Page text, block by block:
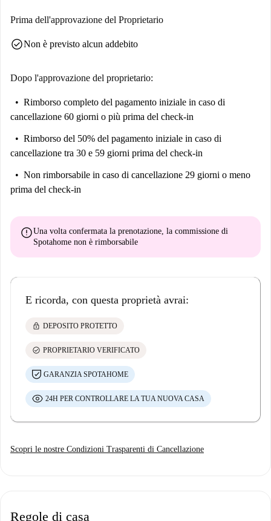
per la ristorazione.
Prima dell'approvazione del Proprietario
check_circleNon è previsto alcun addebito
Dopo l'approvazione del proprietario:
Rimborso completo del pagamento iniziale in caso di
cancellazione 60 giorni o più prima del check-in
Rimborso del 50% del pagamento iniziale in caso di
cancellazione tra 30 e 59 giorni prima del check-in
Non rimborsabile in caso di cancellazione 29 giorni o meno
prima del check-in
errorUna volta confermata la prenotazione, la commissione di
Spotahome non è rimborsabile
E ricorda, con questa proprietà avrai:
lock DEPOSITO PROTETTO
check_circle PROPRIETARIO VERIFICATO
GARANZIA SPOTAHOME
24H PER CONTROLLARE LA TUA NUOVA CASA
Scopri le nostre Condizioni Trasparenti di Cancellazione
Regole di casa